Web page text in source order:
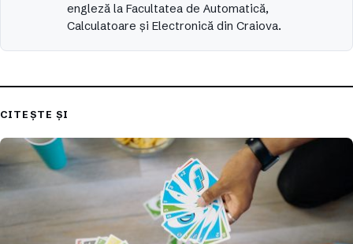
engleză la Facultatea de Automatică,
Calculatoare și Electronică din Craiova.
CITEȘTE ȘI